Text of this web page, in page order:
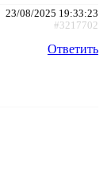
23/08/2025 19:33:23
#3217702
Ответить